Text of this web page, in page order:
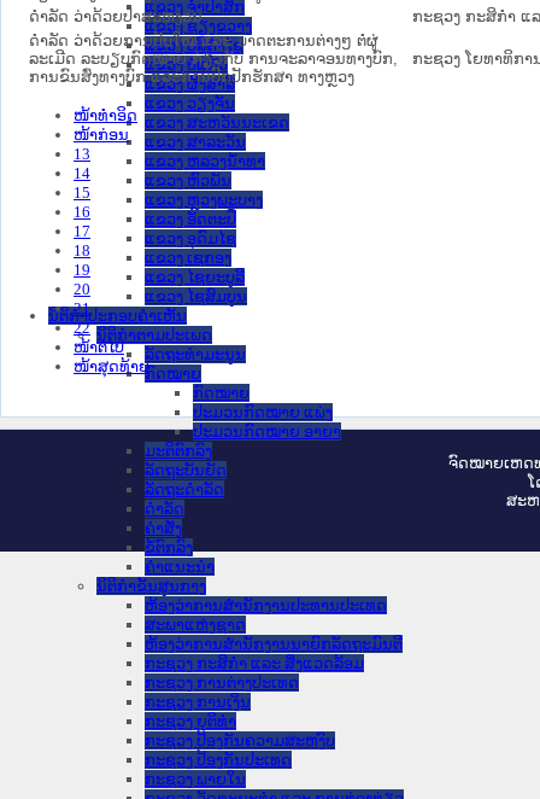
ແຂວງ ຈໍາປາສັກ
ແຂວງ ຊຽງຂວາງ
ແຂວງ ບໍລິຄໍາໄຊ
ແຂວງ ບໍ່ແກ້ວ
ແຂວງ ຜົ້ງສາລີ
ແຂວງ ວຽງຈັນ
ແຂວງ ສະຫວັນນະເຂດ
ແຂວງ ສາລະວັນ
ແຂວງ ຫລວງນໍ້າທາ
ແຂວງ ຫົວພັນ
ແຂວງ ຫຼວງພະບາງ
ແຂວງ ອັດຕະປື
ແຂວງ ອຸດົມໄຊ
ແຂວງ ເຊກອງ
ແຂວງ ໄຊຍະບູລີ
ແຂວງ ໄຊສົມບູນ
ນິຕິກໍາປະກອບຄໍາເຫັນ
ນິຕິກໍາຕາມປະເພດ
ລັດຖະທໍາມະນູນ
ກົດໝາຍ
ກົດໝາຍ
ປະມວນກົດໝາຍ ແພ່ງ
ປະມວນກົດໝາຍ ອາຍາ
ມະຕິຕົກລົງ
ລັດຖະບັນຍັດ
ລັດຖະດໍາລັດ
ດໍາລັດ
ຄໍາສັ່ງ
ຂໍ້ຕົກລົງ
ຄໍາແນະນໍາ
ນິຕິກຳຂັ້ນສູນກາງ
ຫ້ອງວ່າການສໍານັກງານປະທານປະເທດ
ສະພາແຫ່ງຊາດ
ຫ້ອງວ່າການສຳນັກງານນາຍົກລັດຖະມົນຕີ
ກະຊວງ ກະສິກຳ ແລະ ສິ່ງແວດລ້ອມ
ກະຊວງ ການຕ່າງປະເທດ
ກະຊວງ ການເງິນ
ກະຊວງ ຍຸຕິທໍາ
ກະຊວງ ປ້ອງກັນຄວາມສະຫງົບ
ກະຊວງ ປ້ອງກັນປະເທດ
ກະຊວງ ພາຍໃນ
ດຳລັດ ວ່າດ້ວຍປ່າສະຫງວນ
ກະຊວງ ກະສິກຳ ແ
ດຳລັດ ວ່າດ້ວຍການປັບໃໝ ແລະ ມາດຕະການຕ່າງໆ ຕໍ່ຜູ່
ລະເມີດ ລະບຽບກົດໝາຍ ກ່ຽວກັບ ການຈະລາຈອນທາງບົກ,
ການຂົນສົ່ງທາງບົກ ແລະການປົກປັກຮັກສາ ທາງຫຼວງ
ກະຊວງ ໂຍທາທິກາ
ໜ້າທໍາອິດ
ໜ້າກ່ອນ
13
14
15
16
17
18
19
20
21
22
ໜ້າຕໍ່ໄປ
ໜ້າສຸດທ້າຍ
ຈົດ​ໝາຍ​ເຫດ​
ສະ​ຫ